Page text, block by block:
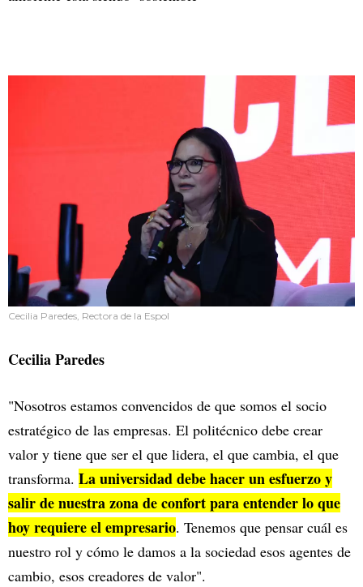
Cecilia Paredes, Rectora de la Espol
Cecilia Paredes
"Nosotros estamos convencidos de que somos el socio
estratégico de las empresas. El politécnico debe crear
valor y tiene que ser el que lidera, el que cambia, el que
transforma. La universidad debe hacer un esfuerzo y
salir de nuestra zona de confort para entender lo que
hoy requiere el empresario. Tenemos que pensar cuál es
nuestro rol y cómo le damos a la sociedad esos agentes de
cambio, esos creadores de valor".